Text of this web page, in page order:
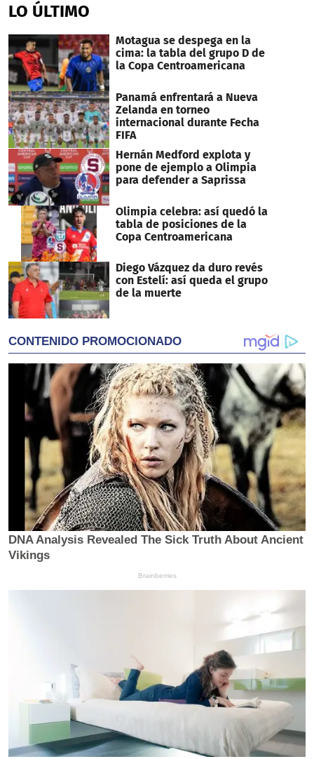
of
8
48
seconds
LO ÚLTIMO
Motagua se despega en la
cima: la tabla del grupo D de
la Copa Centroamericana
Panamá enfrentará a Nueva
Zelanda en torneo
internacional durante Fecha
FIFA
Hernán Medford explota y
pone de ejemplo a Olimpia
para defender a Saprissa
Olimpia celebra: así quedó la
tabla de posiciones de la
Copa Centroamericana
Diego Vázquez da duro revés
con Estelí: así queda el grupo
de la muerte